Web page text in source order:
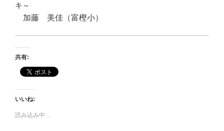
キ～
加藤 美佳（富樫小）
共有:
いいね:
読み込み中…